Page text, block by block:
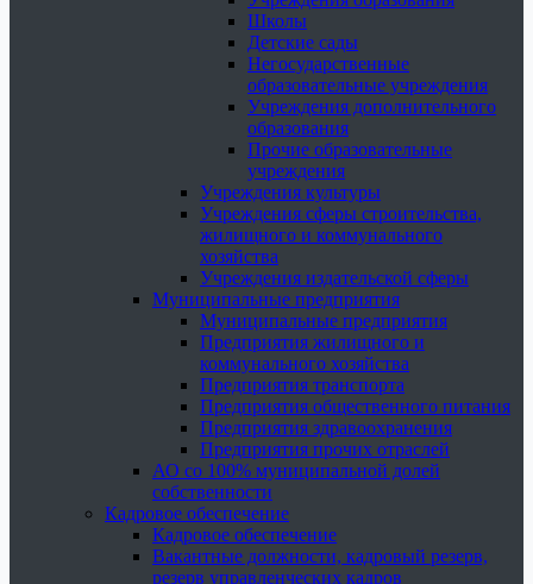
Школы
Детские сады
Негосударственные
образовательные учреждения
Учреждения дополнительного
образования
Прочие образовательные
учреждения
Учреждения культуры
Учреждения сферы строительства,
жилищного и коммунального
хозяйства
Учреждения издательской сферы
Муниципальные предприятия
Муниципальные предприятия
Предприятия жилищного и
коммунального хозяйства
Предприятия транспорта
Предприятия общественного питания
Предприятия здравоохранения
Предприятия прочих отраслей
АО со 100% муниципальной долей
собственности
Кадровое обеспечение
Кадровое обеспечение
Вакантные должности, кадровый резерв,
резерв управленческих кадров